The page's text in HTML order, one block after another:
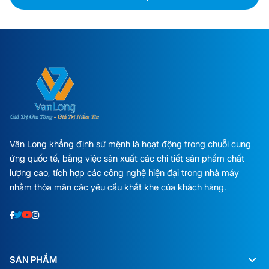
Vân Long khẳng định sứ mệnh là hoạt động trong chuỗi cung
ứng quốc tế, bằng việc sản xuất các chi tiết sản phẩm chất
lượng cao, tích hợp các công nghệ hiện đại trong nhà máy
nhằm thỏa mãn các yêu cầu khắt khe của khách hàng.
SẢN PHẨM